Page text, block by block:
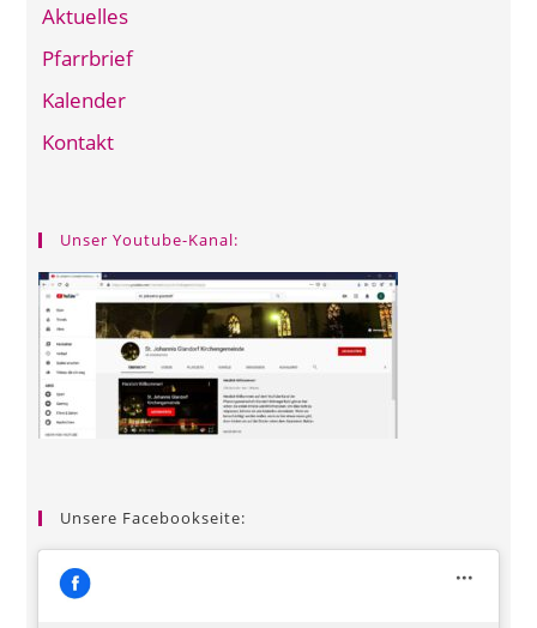
Aktuelles
Pfarrbrief
Kalender
Kontakt
Unser Youtube-Kanal:
Unsere Facebookseite: